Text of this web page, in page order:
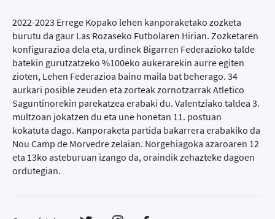
2022-2023 Errege Kopako lehen kanporaketako zozketa
burutu da gaur Las Rozaseko Futbolaren Hirian. Zozketaren
konfigurazioa dela eta, urdinek Bigarren Federazioko talde
batekin gurutzatzeko %100eko aukerarekin aurre egiten
zioten, Lehen Federazioa baino maila bat beherago. 34
aurkari posible zeuden eta zorteak zornotzarrak Atletico
Saguntinorekin parekatzea erabaki du. Valentziako taldea 3.
multzoan jokatzen du eta une honetan 11. postuan
kokatuta dago. Kanporaketa partida bakarrera erabakiko da
Nou Camp de Morvedre zelaian. Norgehiagoka azaroaren 12
eta 13ko asteburuan izango da, oraindik zehazteke dagoen
ordutegian.